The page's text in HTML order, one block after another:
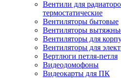
Вентили для
термостатические
Вентиляторы бытовые
Вентиляторы
Вентиляторы для
Вентиляторы для
Вертлюги петля-петля
Видеодомофоны
Видеокарты для ПК